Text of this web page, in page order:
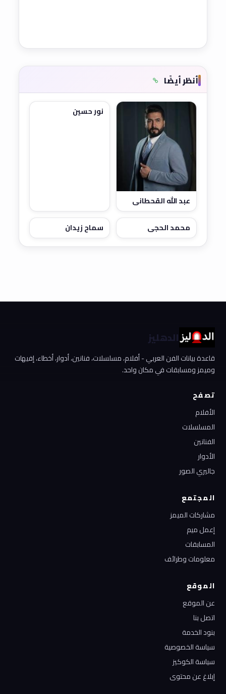
أنظر أيضًا
عبد الله القحطاني
نور حسين
محمد الحجي سماح زيدان
الدهليز
قاعدة بيانات الفن العربي - أفلام، مسلسلات، فنانين، أدوار، أخطاء، إفيهات
وميمز ومسابقات في مكان واحد.
تصفح
الأفلام
المسلسلات
الفنانين
الأدوار
جاليري الصور
المجتمع
مشاركات الميمز
إعمل ميم
المسابقات
معلومات وطرائف
الموقع
عن الموقع
اتصل بنا
بنود الخدمة
سياسة الخصوصية
سياسة الكوكيز
إبلاغ عن محتوى